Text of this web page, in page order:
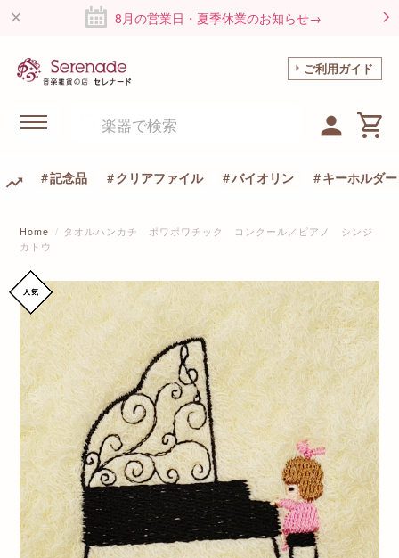
8月の営業日・夏季休業のお知らせ→
ご利用ガイド
記念品 クリアファイル バイオリン キーホルダー
Home
タオルハンカチ ポワポワチック コンクール／ピアノ シンジ
カトウ